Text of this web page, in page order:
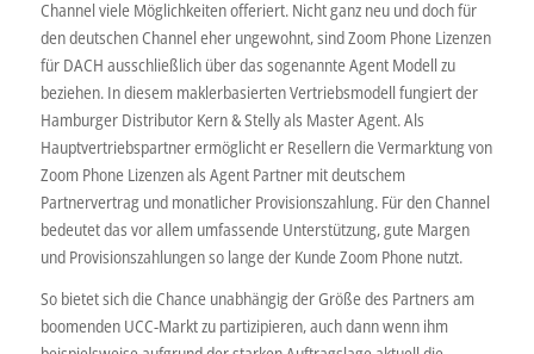
Channel viele Möglichkeiten offeriert. Nicht ganz neu und doch für
den deutschen Channel eher ungewohnt, sind Zoom Phone Lizenzen
für DACH ausschließlich über das sogenannte Agent Modell zu
beziehen. In diesem maklerbasierten Vertriebsmodell fungiert der
Hamburger Distributor Kern & Stelly als Master Agent. Als
Hauptvertriebspartner ermöglicht er Resellern die Vermarktung von
Zoom Phone Lizenzen als Agent Partner mit deutschem
Partnervertrag und monatlicher Provisionszahlung. Für den Channel
bedeutet das vor allem umfassende Unterstützung, gute Margen
und Provisionszahlungen so lange der Kunde Zoom Phone nutzt.
So bietet sich die Chance unabhängig der Größe des Partners am
boomenden UCC-Markt zu partizipieren, auch dann wenn ihm